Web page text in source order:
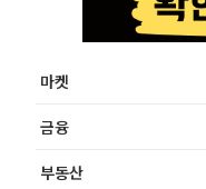
마켓
금융
부동산